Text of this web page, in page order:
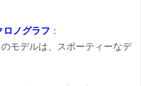
ロノグラフ ：
モデルは、スポーティーなデ